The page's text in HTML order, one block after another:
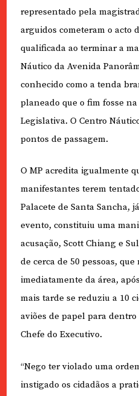
representado pela
arguidos cometeram o acto
qualificada ao terminar a
Náutico da Avenida
conhecido como a tenda
planeado que o fim fosse
Legislativa. O Centro
pontos de passagem.
O MP acredita igualmente
manifestantes terem
Palacete de Santa Sancha,
evento, constituiu uma
acusação, Scott Chiang e
de cerca de 50 pessoas,
imediatamente da área,
mais tarde se reduziu a 10
aviões de papel para
Chefe do Executivo.
“Nego ter violado uma
instigado os cidadãos a